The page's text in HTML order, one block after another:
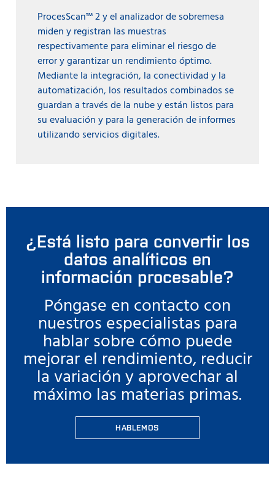
ProcesScan™ 2 y el analizador de sobremesa
miden y registran las muestras
respectivamente para eliminar el riesgo de
error y garantizar un rendimiento óptimo.
Mediante la integración, la conectividad y la
automatización, los resultados combinados se
guardan a través de la nube y están listos para
su evaluación y para la generación de informes
utilizando servicios digitales.
¿Está listo para convertir los
datos analíticos en
información procesable?
Póngase en contacto con
nuestros especialistas para
hablar sobre cómo puede
mejorar el rendimiento, reducir
la variación y aprovechar al
máximo las materias primas.
HABLEMOS